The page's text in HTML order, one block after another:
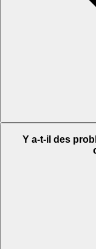
Y a-t-il des